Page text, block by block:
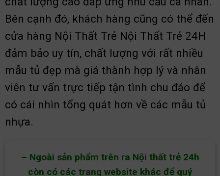
Bên cạnh đó, khách hàng cũng có thể đến
cửa hàng Nội Thất Trẻ Nội Thất Trẻ 24H
đảm bảo uy tín, chất lượng với rất nhiều
mẫu tủ đẹp mà giá thành hợp lý và nhân
viên tư vấn trực tiếp tận tình chu đáo để
có cái nhìn tổng quát hơn về các mẫu tủ
nhựa.
– Ngoài sản phẩm trên ra Nội thất trẻ 24h
còn có các trang website khác để quý